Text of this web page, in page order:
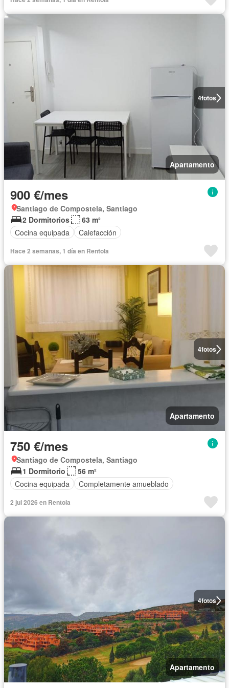
4fotos
Apartamento
900 €/mes
Santiago de Compostela, Santiago
2 Dormitorios
63 m²
Cocina equipada
Calefacción
Hace 2 semanas, 1 día en Rentola
4fotos
Apartamento
750 €/mes
Santiago de Compostela, Santiago
1 Dormitorio
56 m²
Cocina equipada
Completamente amueblado
2 jul 2026 en Rentola
4fotos
Apartamento